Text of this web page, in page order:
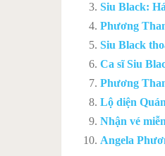
Siu Black:
Phương
Siu Black
Ca sĩ Siu
Phương
Lộ diện
Nhận vé
Angela